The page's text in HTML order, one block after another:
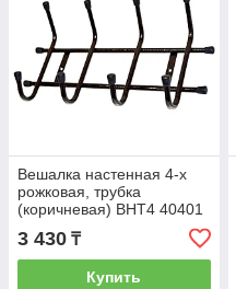
Вешалка настенная 4-х
рожковая, трубка
(коричневая) ВНТ4 40401
3 430 ₸
Купить